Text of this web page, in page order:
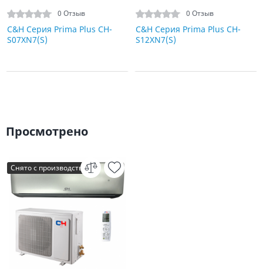
0 Отзыв
C&H Серия Prima Plus CH-
S07XN7(S)
0 Отзыв
C&H Серия Prima Plus CH-
S12XN7(S)
Просмотрено
Снято с производства